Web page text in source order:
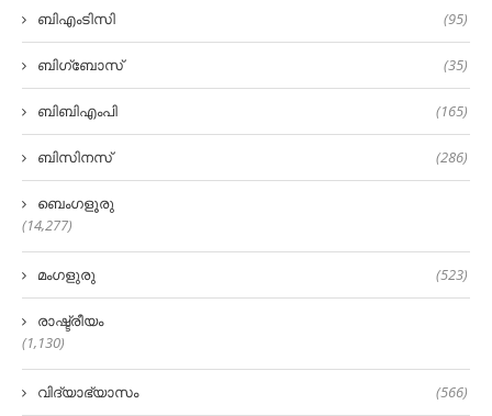
ബിഎംടിസി (95)
ബിഗ്‌ബോസ് (35)
ബിബിഎംപി (165)
ബിസിനസ് (286)
ബെംഗളൂരു
(14,277)
മംഗളുരു (523)
രാഷ്ട്രീയം
(1,130)
വിദ്യാഭ്യാസം (566)